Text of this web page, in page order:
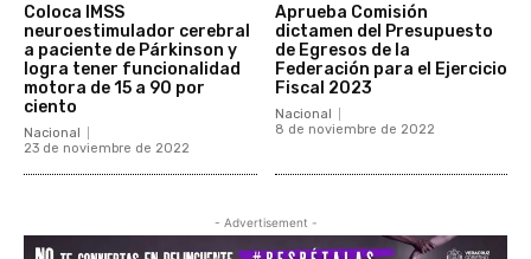
Coloca IMSS
neuroestimulador cerebral
a paciente de Párkinson y
logra tener funcionalidad
motora de 15 a 90 por
ciento
Nacional
23 de noviembre de 2022
Aprueba Comisión
dictamen del Presupuesto
de Egresos de la
Federación para el Ejercicio
Fiscal 2023
Nacional
8 de noviembre de 2022
- Advertisement -